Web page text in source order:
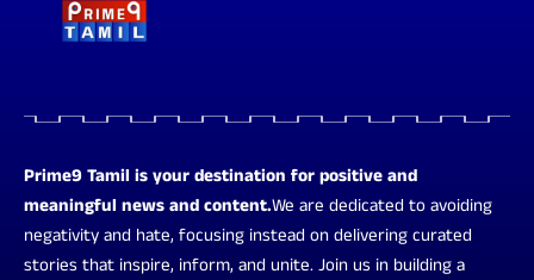
Prime9 Tamil is your destination for positive and
meaningful news and content.We are dedicated to avoiding
negativity and hate, focusing instead on delivering curated
stories that inspire, inform, and unite. Join us in building a